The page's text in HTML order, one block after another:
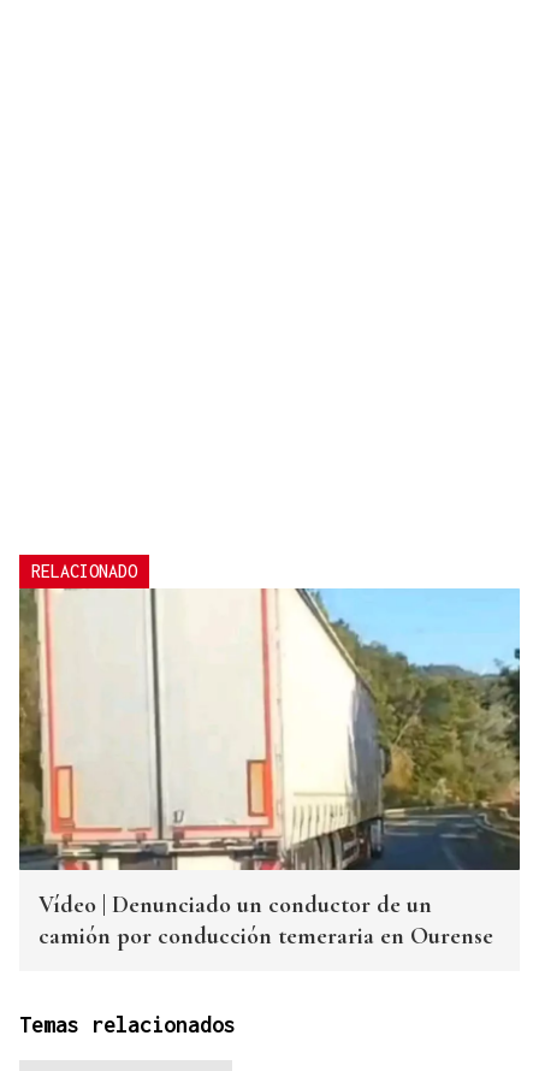
RELACIONADO
Vídeo | Denunciado un conductor de un
camión por conducción temeraria en Ourense
Temas relacionados